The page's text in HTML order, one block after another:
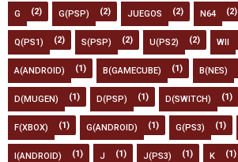
G (2) G(PSP) (2) JUEGOS (2) N64 (2)
Q(PS1) (2) S(PSP) (2) U(PS2) (2) WII
A(ANDROID) (1) B(GAMECUBE) (1) B(NES)
D(MUGEN) (1) D(PSP) (1) D(SWITCH) (1)
F(XBOX) (1) G(ANDROID) (1) G(PS3) (1)
I(ANDROID) (1) J (1) J(PS3) (1) K (1)